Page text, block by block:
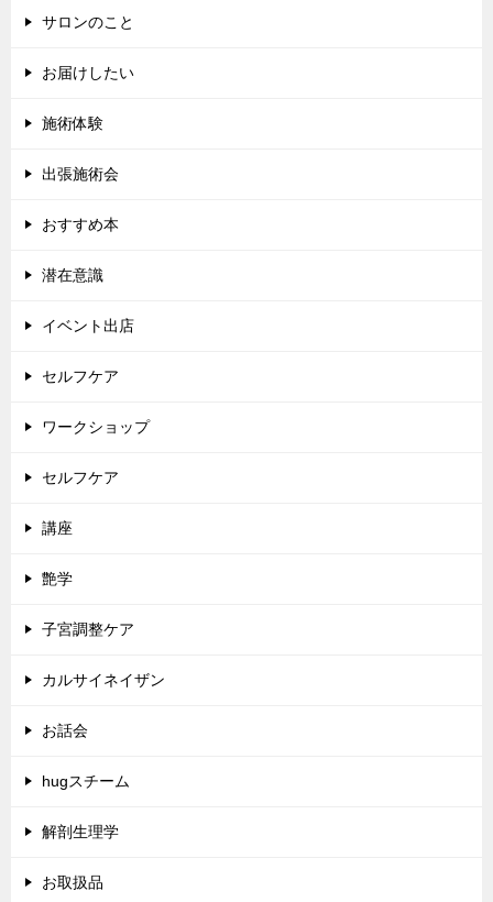
サロンのこと
お届けしたい
施術体験
出張施術会
おすすめ本
潜在意識
イベント出店
セルフケア
ワークショップ
セルフケア
講座
艶学
子宮調整ケア
カルサイネイザン
お話会
hugスチーム
解剖生理学
お取扱品